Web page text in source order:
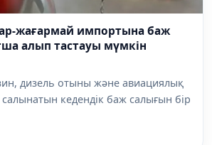
жағармай импортына баж
алып тастауы мүмкін
дизель отыны және авиациялық
кедендік баж салығын бір